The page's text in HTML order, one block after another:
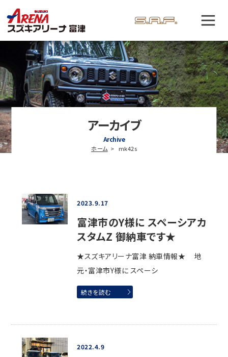
アーカイブ
Archive
ホーム mk42s
2023.9.17
富津市のY様に スペーシアカ
スタムZ 御納車です★
★スズキアリーナ富津 納車情報★ 地
元・富津市Y様に スペーシ
続きを読む
2022.4.9